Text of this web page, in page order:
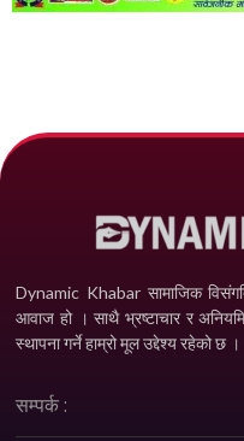
Dynamic Khabar सामाजिक
आवाज हो । साथै भ्रष्टाचार र
स्थापना गर्ने हाम्रो मूल उद्देश्य रहेको छ ।
सम्पर्क :